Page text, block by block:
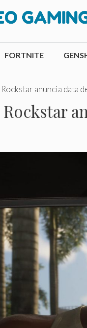
FORTNITE
Rockstar anuncia data
Rockstar